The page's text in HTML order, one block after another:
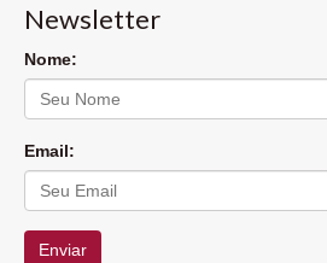
Newsletter
Nome:
Email:
Enviar